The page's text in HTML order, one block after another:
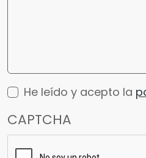
He leído y acepto la
CAPTCHA